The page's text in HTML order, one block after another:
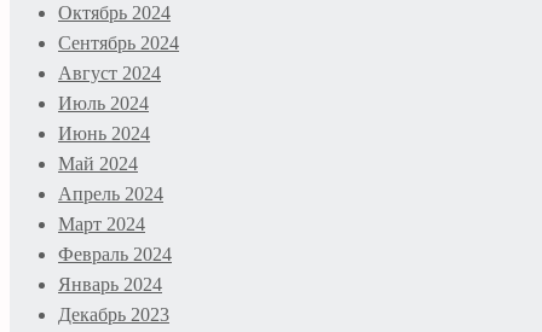
Октябрь 2024
Сентябрь 2024
Август 2024
Июль 2024
Июнь 2024
Май 2024
Апрель 2024
Март 2024
Февраль 2024
Январь 2024
Декабрь 2023